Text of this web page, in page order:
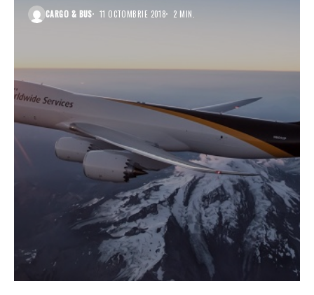
CARGO & BUS 11 OCTOMBRIE 2018 2 MIN.